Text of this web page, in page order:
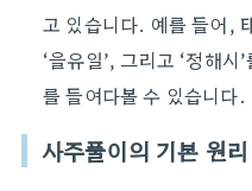
고 있습니다. 예를 들어,
‘을유일’, 그리고 ‘정해
를 들여다볼 수 있습니다.
사주풀이의 기본 원리